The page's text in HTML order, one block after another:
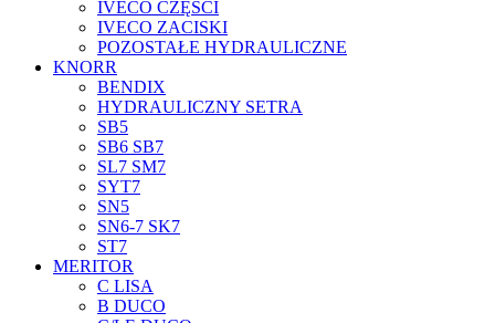
IVECO CZĘŚCI
IVECO ZACISKI
POZOSTAŁE HYDRAULICZNE
KNORR
BENDIX
HYDRAULICZNY SETRA
SB5
SB6 SB7
SL7 SM7
SYT7
SN5
SN6-7 SK7
ST7
MERITOR
C LISA
B DUCO